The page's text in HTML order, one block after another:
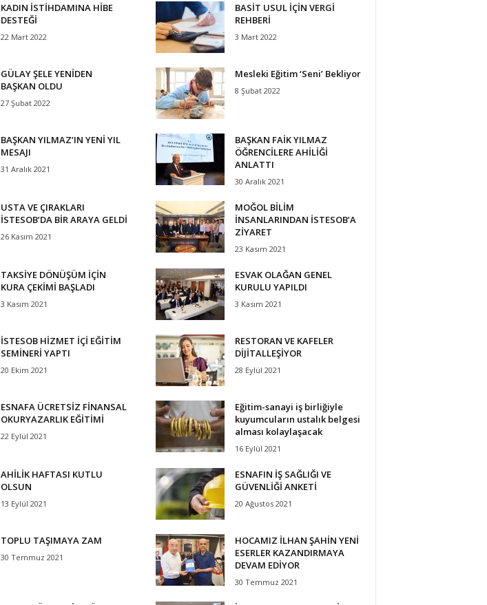
KADIN İSTİHDAMINA HİBE
DESTEĞİ
22 Mart 2022
BASİT USUL İÇİN VERGİ
REHBERİ
3 Mart 2022
GÜLAY ŞELE YENİDEN
BAŞKAN OLDU
27 Şubat 2022
Mesleki Eğitim ‘Seni’ Bekliyor
8 Şubat 2022
BAŞKAN YILMAZ’IN YENİ YIL
MESAJI
31 Aralık 2021
BAŞKAN FAİK YILMAZ
ÖĞRENCİLERE AHİLİĞİ
ANLATTI
30 Aralık 2021
USTA VE ÇIRAKLARI
İSTESOB’DA BİR ARAYA GELDİ
26 Kasım 2021
MOĞOL BİLİM
İNSANLARINDAN İSTESOB’A
ZİYARET
23 Kasım 2021
TAKSİYE DÖNÜŞÜM İÇİN
KURA ÇEKİMİ BAŞLADI
3 Kasım 2021
ESVAK OLAĞAN GENEL
KURULU YAPILDI
3 Kasım 2021
İSTESOB HİZMET İÇİ EĞİTİM
SEMİNERİ YAPTI
20 Ekim 2021
RESTORAN VE KAFELER
DİJİTALLEŞİYOR
28 Eylül 2021
ESNAFA ÜCRETSİZ FİNANSAL
OKURYAZARLIK EĞİTİMİ
22 Eylül 2021
Eğitim-sanayi iş birliğiyle
kuyumcuların ustalık belgesi
alması kolaylaşacak
16 Eylül 2021
AHİLİK HAFTASI KUTLU
OLSUN
13 Eylül 2021
ESNAFIN İŞ SAĞLIĞI VE
GÜVENLİĞİ ANKETİ
20 Ağustos 2021
TOPLU TAŞIMAYA ZAM
30 Temmuz 2021
HOCAMIZ İLHAN ŞAHİN YENİ
ESERLER KAZANDIRMAYA
DEVAM EDİYOR
30 Temmuz 2021